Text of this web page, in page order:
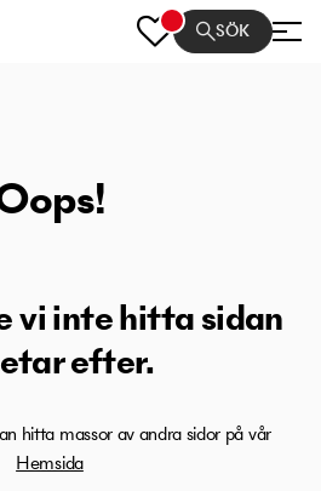
SÖK
vi inte hitta sidan
efter.
hitta massor av andra sidor på vår
Hemsida